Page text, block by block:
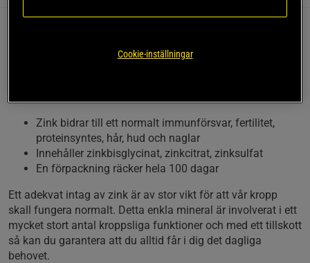
basis och för flera kroppsliga funktioner. Organisk Zink från
Zink bidrar till ett normalt immunförsvar, fertilitet,
proteinsyntes, hår, hud och naglar
Innehåller zinkbisglycinat, zinkcitrat, zinksulfat
En förpackning räcker hela 100 dagar
Ett adekvat intag av zink är av stor vikt för att vår kropp
skall fungera normalt. Detta enkla mineral är involverat i ett
mycket stort antal kroppsliga funktioner och med ett tillskott
så kan du garantera att du alltid får i dig det dagliga
behovet.
Cookie-inställningar